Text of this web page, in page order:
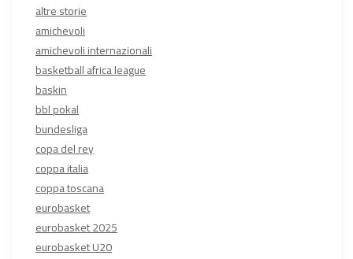
altre storie
amichevoli
amichevoli internazionali
basketball africa league
baskin
bbl pokal
bundesliga
copa del rey
coppa italia
coppa toscana
eurobasket
eurobasket 2025
eurobasket U20